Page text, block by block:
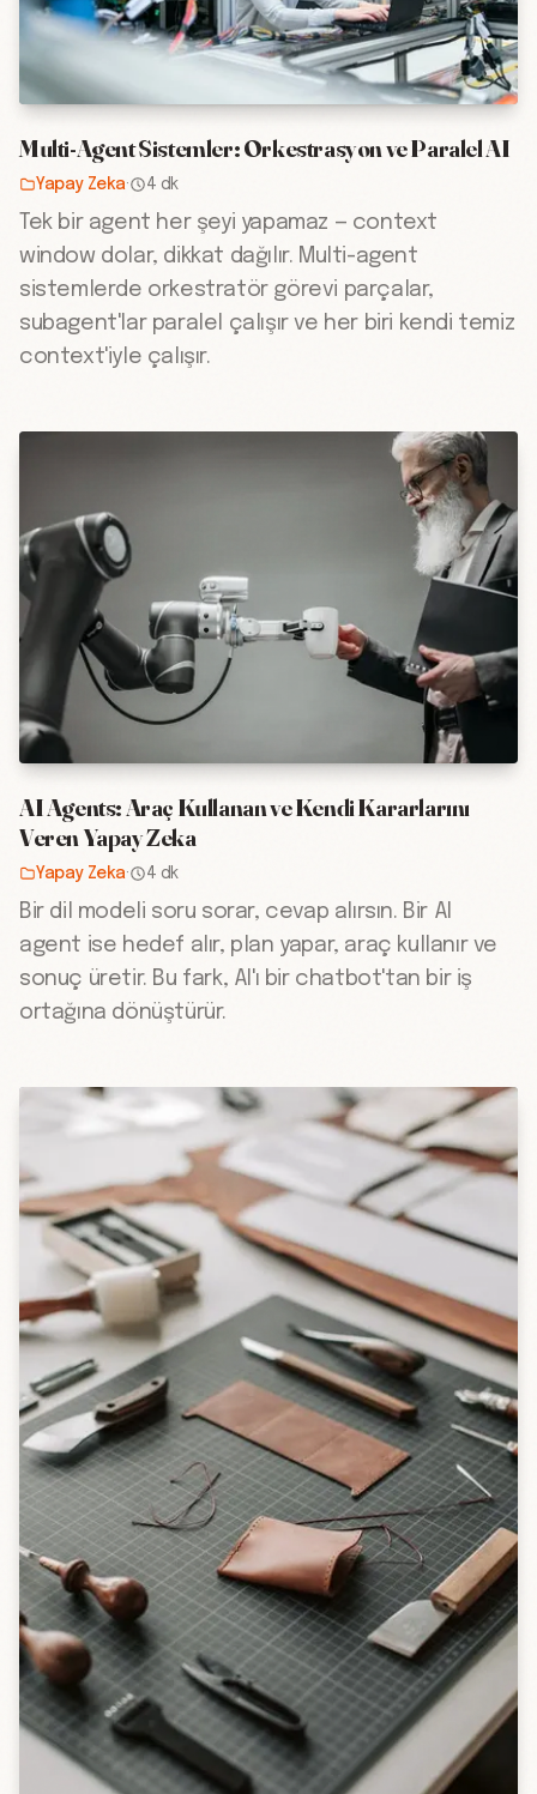
Multi-Agent Sistemler: Orkestrasyon ve Paralel AI
Yapay Zeka· 4 dk
Tek bir agent her şeyi yapamaz — context
window dolar, dikkat dağılır. Multi-agent
sistemlerde orkestratör görevi parçalar,
subagent'lar paralel çalışır ve her biri kendi temiz
context'iyle çalışır.
AI Agents: Araç Kullanan ve Kendi Kararlarını
Veren Yapay Zeka
Yapay Zeka· 4 dk
Bir dil modeli soru sorar, cevap alırsın. Bir AI
agent ise hedef alır, plan yapar, araç kullanır ve
sonuç üretir. Bu fark, AI'ı bir chatbot'tan bir iş
ortağına dönüştürür.